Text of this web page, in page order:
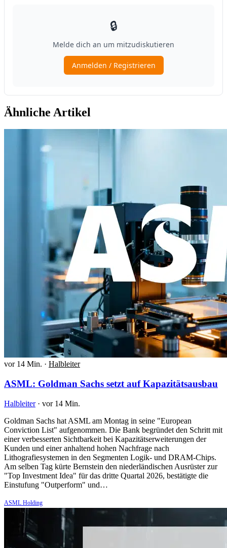
Ähnliche Artikel
vor 14 Min. · Halbleiter
ASML: Goldman Sachs setzt auf Kapazitätsausbau
Halbleiter · vor 14 Min.
Goldman Sachs hat ASML am Montag in seine "European
Conviction List" aufgenommen. Die Bank begründet den Schritt mit
einer verbesserten Sichtbarkeit bei Kapazitätserweiterungen der
Kunden und einer anhaltend hohen Nachfrage nach
Lithografiesystemen in den Segmenten Logik- und DRAM-Chips.
Am selben Tag kürte Bernstein den niederländischen Ausrüster zur
"Top Investment Idea" für das dritte Quartal 2026, bestätigte die
Einstufung "Outperform" und…
ASML Holding